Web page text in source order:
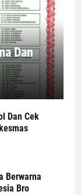
Dan
Dan Cek
Berwarna
Bro